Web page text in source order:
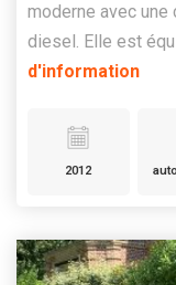
moderne avec une
diesel. Elle est
d'information
2012